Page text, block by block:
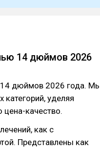
14 дюймов 2026
14 дюймов 2026 года.
уделяя
качество.
как с
Представлены как